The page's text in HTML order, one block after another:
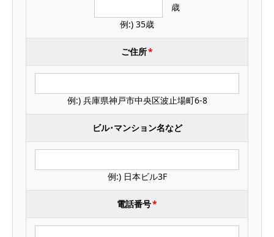
歳
例:) 35歳
ご住所*
例:) 兵庫県神戸市中央区波止場町6-8
ビル･マンション名など
例:) 日本ビル3F
電話番号*